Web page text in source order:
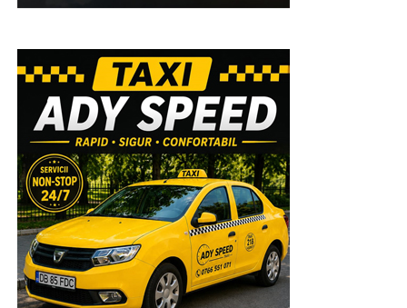
Înaltpreasfinția Sa va lansa, la finalul sfintei slujbe,
volumele recent tipărite de Editura Arhiepiscopiei
Târgoviștei: „Voievozi de la Târgoviște – ctitori de
spiritualitate ortodoxă” și „Mitropolitul Ștefan I al Țării
Românești – promotor al misiunii Bisericii prin
intermediul tiparului”, precum și broșurile din colecția
misionar-educativă dedicată tinerilor: „Familia –
fundament al valorilor Evangheliei lui Hristos” și
„Credință și mărturisire în spațiul virtual”.